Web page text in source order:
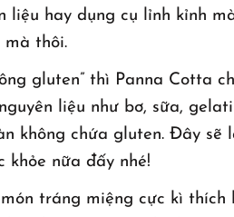
liệu hay dụng cụ lỉnh kỉnh
mà thôi.
gluten” thì Panna Cotta
liệu như bơ, sữa,
không chứa gluten. Đây sẽ
khỏe nữa đấy nhé!
tráng miệng cực kì thích